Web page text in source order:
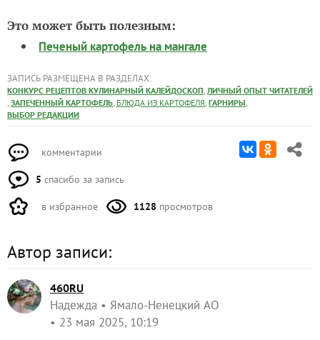
Это может быть полезным:
Печеный картофель на мангале
ЗАПИСЬ РАЗМЕЩЕНА В РАЗДЕЛАХ:
КОНКУРС РЕЦЕПТОВ КУЛИНАРНЫЙ КАЛЕЙДОСКОП, ЛИЧНЫЙ ОПЫТ ЧИТАТЕЛЕЙ
, ЗАПЕЧЕННЫЙ КАРТОФЕЛЬ, БЛЮДА ИЗ КАРТОФЕЛЯ, ГАРНИРЫ,
ВЫБОР РЕДАКЦИИ
комментарии
5 спасибо за запись
в избранное 1128 просмотров
Автор записи:
460RU
Надежда
Ямало-Ненецкий АО
23 мая 2025, 10:19